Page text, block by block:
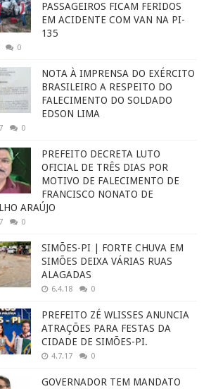
PASSAGEIROS FICAM FERIDOS
EM ACIDENTE COM VAN NA PI-
135
0
NOTA À IMPRENSA DO EXÉRCITO
BRASILEIRO A RESPEITO DO
FALECIMENTO DO SOLDADO
EDSON LIMA
0
PREFEITO DECRETA LUTO
OFICIAL DE TRÊS DIAS POR
MOTIVO DE FALECIMENTO DE
FRANCISCO NONATO DE
ARAÚJO
0
SIMÕES-PI | FORTE CHUVA EM
SIMÕES DEIXA VÁRIAS RUAS
ALAGADAS
6.4.18 0
PREFEITO ZÉ WLISSES ANUNCIA
ATRAÇÕES PARA FESTAS DA
CIDADE DE SIMÕES-PI.
4.7.17 0
GOVERNADOR TEM MANDATO